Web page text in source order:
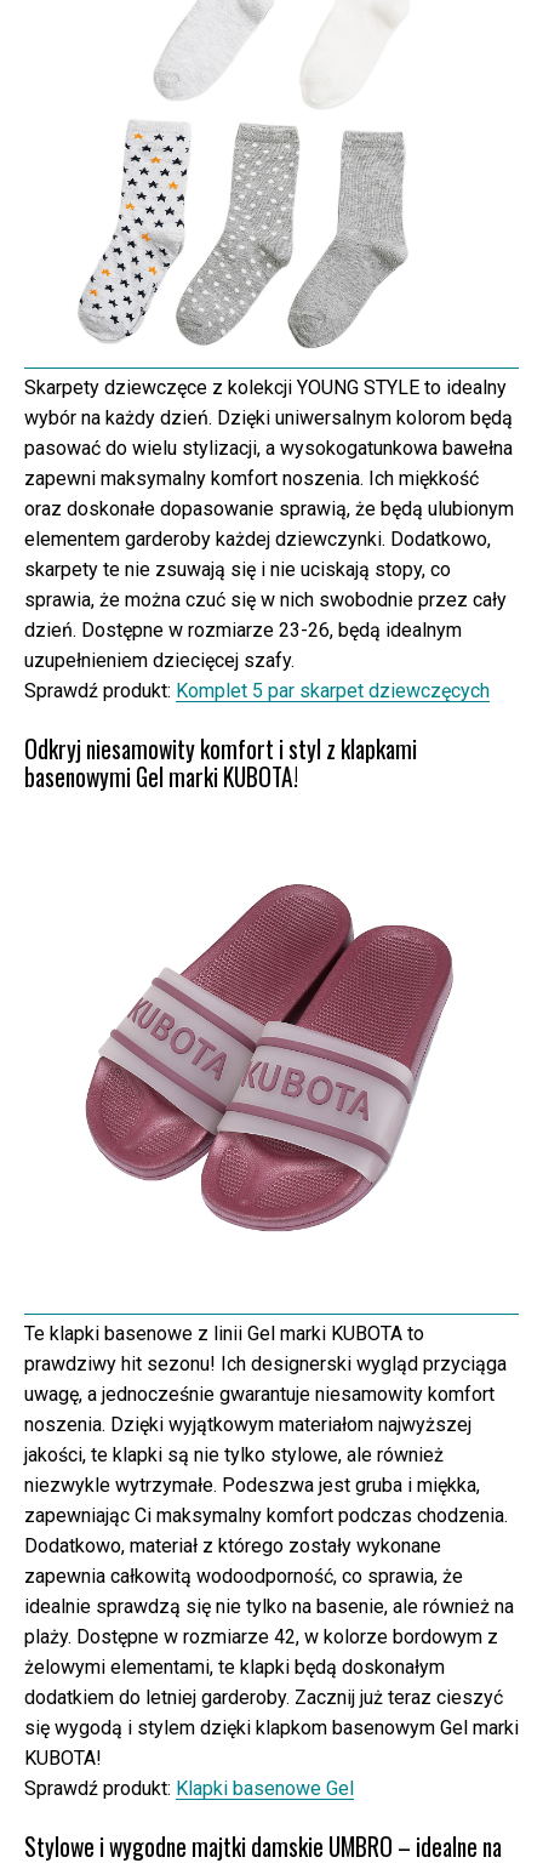
Skarpety dziewczęce z kolekcji YOUNG STYLE to idealny
wybór na każdy dzień. Dzięki uniwersalnym kolorom będą
pasować do wielu stylizacji, a wysokogatunkowa bawełna
zapewni maksymalny komfort noszenia. Ich miękkość
oraz doskonałe dopasowanie sprawią, że będą ulubionym
elementem garderoby każdej dziewczynki. Dodatkowo,
skarpety te nie zsuwają się i nie uciskają stopy, co
sprawia, że można czuć się w nich swobodnie przez cały
dzień. Dostępne w rozmiarze 23-26, będą idealnym
uzupełnieniem dziecięcej szafy.
Sprawdź produkt: Komplet 5 par skarpet dziewczęcych
Odkryj niesamowity komfort i styl z klapkami
basenowymi Gel marki KUBOTA!
Te klapki basenowe z linii Gel marki KUBOTA to
prawdziwy hit sezonu! Ich designerski wygląd przyciąga
uwagę, a jednocześnie gwarantuje niesamowity komfort
noszenia. Dzięki wyjątkowym materiałom najwyższej
jakości, te klapki są nie tylko stylowe, ale również
niezwykle wytrzymałe. Podeszwa jest gruba i miękka,
zapewniając Ci maksymalny komfort podczas chodzenia.
Dodatkowo, materiał z którego zostały wykonane
zapewnia całkowitą wodoodporność, co sprawia, że
idealnie sprawdzą się nie tylko na basenie, ale również na
plaży. Dostępne w rozmiarze 42, w kolorze bordowym z
żelowymi elementami, te klapki będą doskonałym
dodatkiem do letniej garderoby. Zacznij już teraz cieszyć
się wygodą i stylem dzięki klapkom basenowym Gel marki
KUBOTA!
Sprawdź produkt: Klapki basenowe Gel
Stylowe i wygodne majtki damskie UMBRO – idealne na